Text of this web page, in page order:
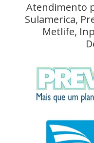
Atendimento
Sulamerica,
Metlife,